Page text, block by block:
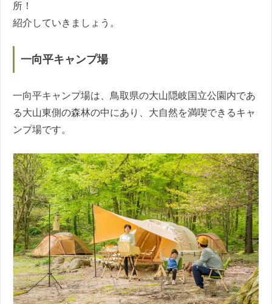
所！
紹介していきましょう。
一向平キャンプ場
一向平キャンプ場は、鳥取県の大山隠岐国立公園内であ
る大山東側の森林の中にあり、大自然を満喫できるキャ
ンプ場です。